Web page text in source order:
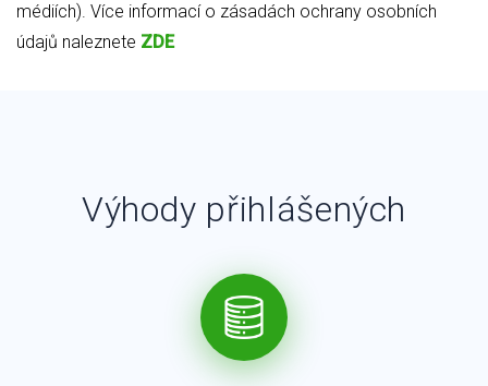
médiích). Více informací o zásadách ochrany osobních
údajů naleznete ZDE
Výhody přihlášených